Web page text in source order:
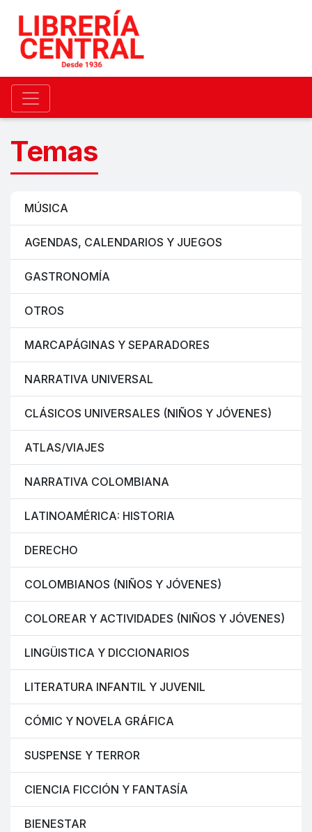
Temas
MÚSICA
AGENDAS, CALENDARIOS Y JUEGOS
GASTRONOMÍA
OTROS
MARCAPÁGINAS Y SEPARADORES
NARRATIVA UNIVERSAL
CLÁSICOS UNIVERSALES (NIÑOS Y JÓVENES)
ATLAS/VIAJES
NARRATIVA COLOMBIANA
LATINOAMÉRICA: HISTORIA
DERECHO
COLOMBIANOS (NIÑOS Y JÓVENES)
COLOREAR Y ACTIVIDADES (NIÑOS Y JÓVENES)
LINGÜISTICA Y DICCIONARIOS
LITERATURA INFANTIL Y JUVENIL
CÓMIC Y NOVELA GRÁFICA
SUSPENSE Y TERROR
CIENCIA FICCIÓN Y FANTASÍA
BIENESTAR